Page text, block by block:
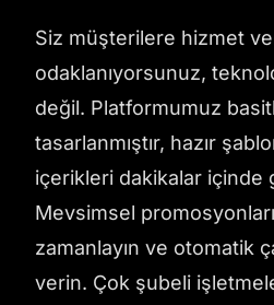
Siz müşterilere hizmet
odaklanıyorsunuz,
değil. Platformumuz
tasarlanmıştır, hazır
içerikleri dakikalar içinde
Mevsimsel
zamanlayın ve otomatik
verin. Çok şubeli